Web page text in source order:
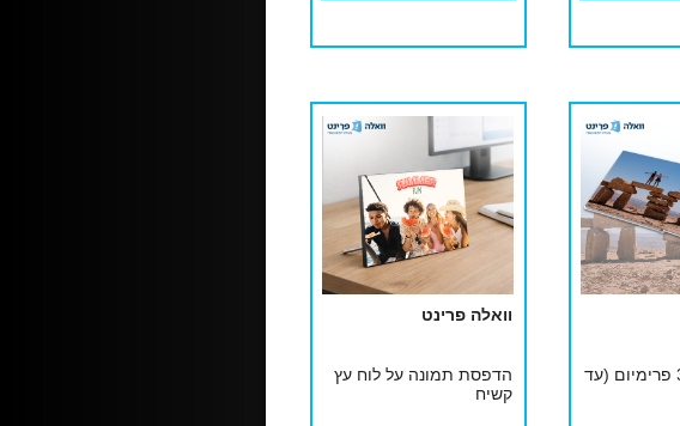
אלבום 30*30 פרימיום (עד
וואלה פרינט
הדפסת תמונה על לוח עץ
קשיח